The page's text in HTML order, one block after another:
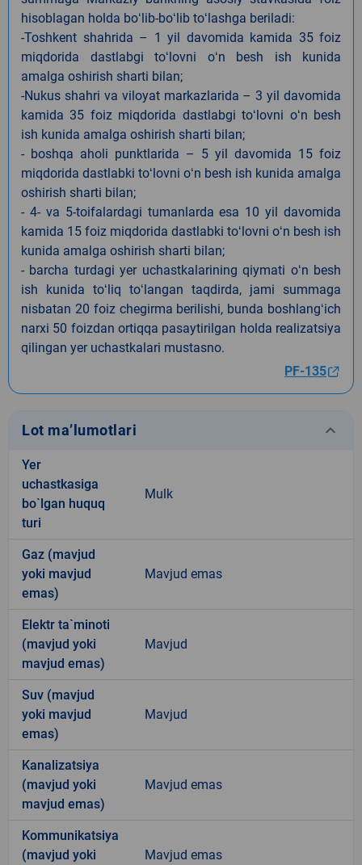
hisoblagan holda boʻlib-boʻlib toʻlashga beriladi:
-Toshkent shahrida – 1 yil davomida kamida 35 foiz
miqdorida dastlabgi toʻlovni oʻn besh ish kunida
amalga oshirish sharti bilan;
-Nukus shahri va viloyat markazlarida – 3 yil davomida
kamida 35 foiz miqdorida dastlabgi toʻlovni oʻn besh
ish kunida amalga oshirish sharti bilan;
- boshqa aholi punktlarida – 5 yil davomida 15 foiz
miqdorida dastlabki toʻlovni oʻn besh ish kunida amalga
oshirish sharti bilan;
- 4- va 5-toifalardagi tumanlarda esa 10 yil davomida
kamida 15 foiz miqdorida dastlabki toʻlovni oʻn besh ish
kunida amalga oshirish sharti bilan;
- barcha turdagi yer uchastkalarining qiymati oʻn besh
ish kunida toʻliq toʻlangan taqdirda, jami summaga
nisbatan 20 foiz chegirma berilishi, bunda boshlangʻich
narxi 50 foizdan ortiqqa pasaytirilgan holda realizatsiya
qilingan yer uchastkalari mustasno.
PF-135
Lot ma’lumotlari keyboard_arrow_down
Yer
uchastkasiga
bo`lgan huquq
turi
Mulk
Gaz (mavjud
yoki mavjud
emas)
Mavjud emas
Elektr ta`minoti
(mavjud yoki
mavjud emas)
Mavjud
Suv (mavjud
yoki mavjud
emas)
Mavjud
Kanalizatsiya
(mavjud yoki
mavjud emas)
Mavjud emas
Kommunikatsiya
(mavjud yoki
Mavjud emas